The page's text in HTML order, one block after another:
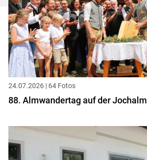
24.07.2026 | 64 Fotos
88. Almwandertag auf der Jochalm